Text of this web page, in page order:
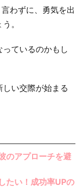
わずに、勇気を出
。
ているのかもし
い交際が始まる
のアプローチを避
たい！成功率UPの